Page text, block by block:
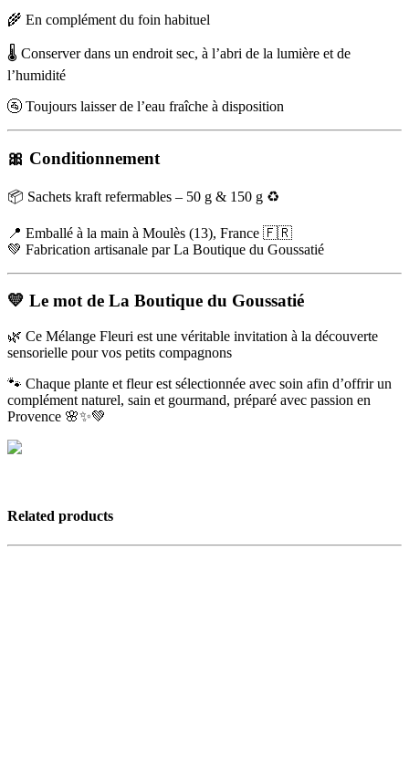
🌾 En complément du foin habituel
🌡️ Conserver dans un endroit sec, à l’abri de la lumière et de
l’humidité
🚰 Toujours laisser de l’eau fraîche à disposition
🎀 Conditionnement
📦 Sachets kraft refermables – 50 g & 150 g ♻️
📍 Emballé à la main à Moulès (13), France 🇫🇷
💚 Fabrication artisanale par La Boutique du Goussatié
💛 Le mot de La Boutique du Goussatié
🌿 Ce Mélange Fleuri est une véritable invitation à la découverte
sensorielle pour vos petits compagnons
🐾 Chaque plante et fleur est sélectionnée avec soin afin d’offrir un
complément naturel, sain et gourmand, préparé avec passion en
Provence 🌸✨💚
Related products